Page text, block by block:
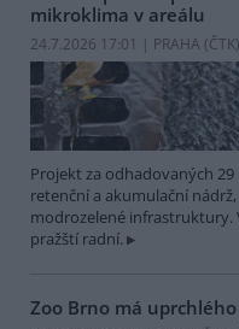
mikroklima v areálu
24.7.2026 17:01 | PRAHA (ČTK)
Projekt za odhadovaných
retenční a akumulační
modrozelené infrastruktury.
pražští radní.
Zoo Brno má